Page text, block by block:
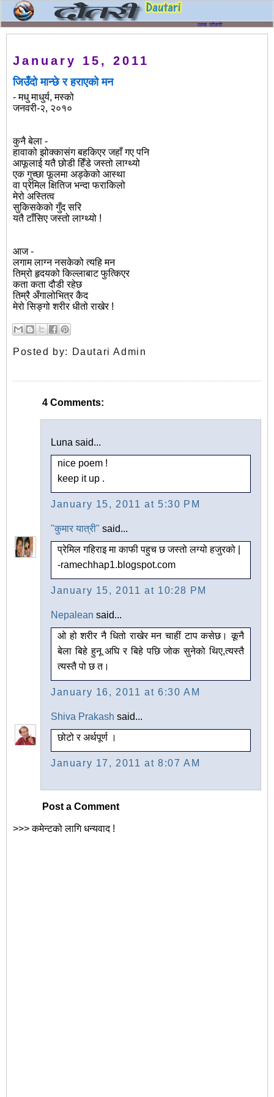
January 15, 2011
जिउँदो मान्छे र हराएको मन
- मधु माधुर्य, मस्को
जनवरी-२, २०१०
कुनै बेला -
हावाको झोक्कासंग बहकिएर जहाँ गए पनि
आफूलाई यतै छोडी हिँडे जस्तो लाग्थ्यो
एक गुच्छा फूलमा अड्केको आस्था
वा प्रेमिल क्षितिज भन्दा फराकिलो
मेरो अस्तित्व
सुकिसकेको गुँद सरि
यतै टाँसिए जस्तो लाग्थ्यो !
आज -
लगाम लाग्न नसकेको त्यहि मन
तिम्रो हृदयको किल्लाबाट फुत्किएर
कता कता दौडी रहेछ
तिम्रै अँगालोभित्र कैद
मेरो सिङ्गो शरीर धीतो राखेर !
Posted by: Dautari Admin
4 Comments:
Luna said...
nice poem !
keep it up .
January 15, 2011 at 5:30 PM
"कुमार यात्री" said...
प्रेमिल गहिराइ मा काफी पहुच छ जस्तो लग्यो हजुरको |
-ramechhap1.blogspot.com
January 15, 2011 at 10:28 PM
Nepalean said...
ओ हो शरीर नै धितो राखेर मन चाहीं टाप कसेछ। कूनै
बेला बिहे हुनू अघि र बिहे पछि जोक सुनेको थिए,त्यस्तै
त्यस्तै पो छ त।
January 16, 2011 at 6:30 AM
Shiva Prakash said...
छोटो र अर्थपूर्ण ।
January 17, 2011 at 8:07 AM
Post a Comment
>>> कमेन्टको लागि धन्यवाद !